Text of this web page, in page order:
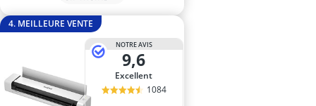
4. MEILLEURE VENTE
NOTRE AVIS
9,6
Excellent
1084